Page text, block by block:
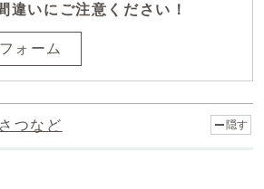
違いにご注意ください！
ォーム
つなど 隠す